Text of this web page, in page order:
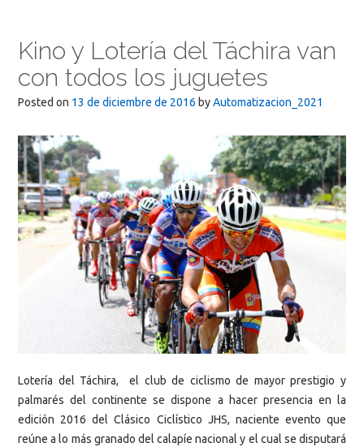
Kino y Lotería del Táchira van
con todos los juguetes
Posted on 13 de diciembre de 2016 byAutomatizacion_2021
Lotería del Táchira, el club de ciclismo de mayor prestigio y
palmarés del continente se dispone a hacer presencia en la
edición 2016 del Clásico Ciclístico JHS, naciente evento que
reúne a lo más granado del calapíe nacional y el cual se disputará